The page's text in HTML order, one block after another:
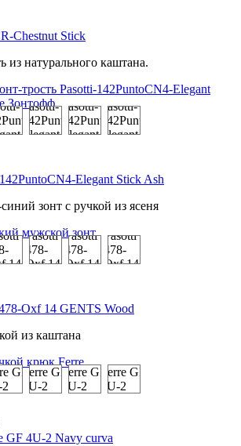
Chestnut Stick
из натурального каштана.
Elegant Stick Ash
зонт с ручкой из ясеня
Oxf 14 GENTS Wood
из каштана
GF 4U-2 Navy curva